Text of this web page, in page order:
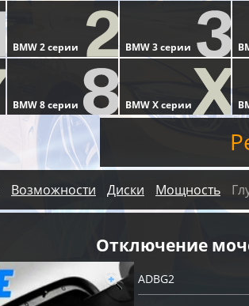
Возможности Диски Мощность
Отключение
ADBG2